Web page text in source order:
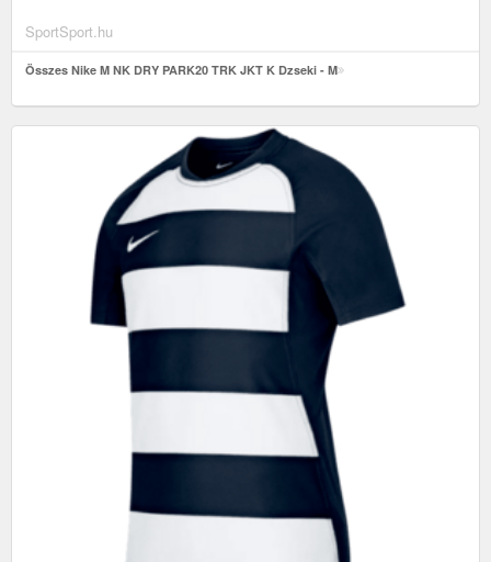
SportSport.hu
Összes Nike M NK DRY PARK20 TRK JKT K Dzseki - M